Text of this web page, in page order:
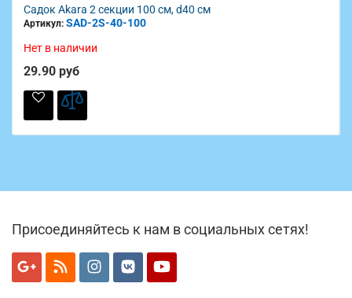
Садок Akara 2 секции 100 см, d40 см
Артикул: SAD-2S-40-100
Нет в наличии
29.90 руб
Присоединяйтесь к нам в социальных сетях!